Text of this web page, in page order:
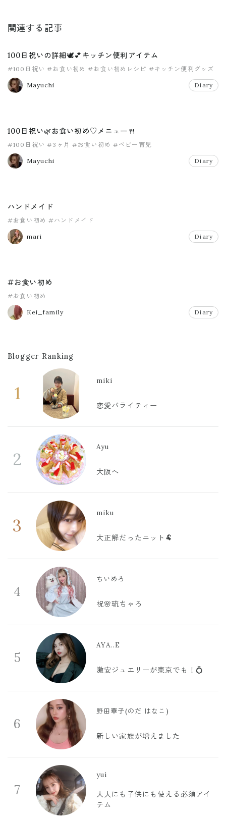
関連する記事
100日祝いの詳細🕊💕キッチン便利アイテム
#100日祝い #お食い初め #お食い初めレシピ #キッチン便利グッズ
Mayuchi Diary
100日祝い🌿お食い初め♡メニュー🍴
#100日祝い #3ヶ月 #お食い初め #ベビー育児
Mayuchi Diary
ハンドメイド
#お食い初め #ハンドメイド
mari Diary
#お食い初め
#お食い初め
Kei_family Diary
Blogger Ranking
1
miki
恋愛バライティー
2
Ayu
大阪へ
3
miku
大正解だったニット🐏
4
ちいめろ
祝🌸琉ちゃろ
5
AYA..E
激安ジュエリーが東京でも！💍
6
野田華子(のだ はなこ)
新しい家族が増えました
7
yui
大人にも子供にも使える必須アイ
テム